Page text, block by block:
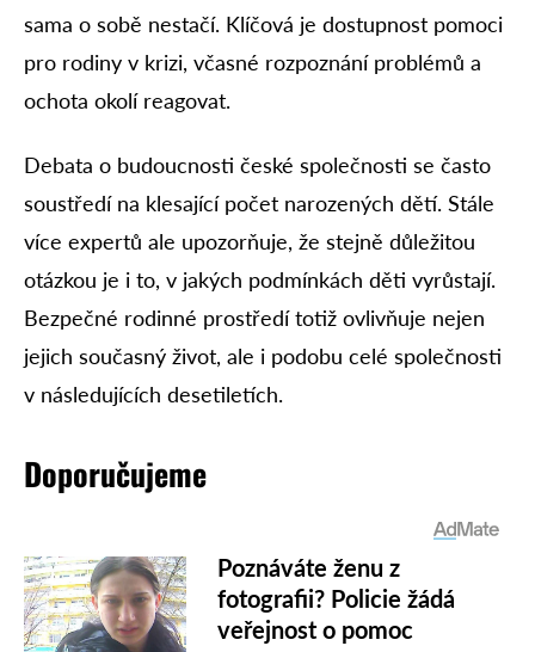
sama o sobě nestačí. Klíčová je dostupnost pomoci
pro rodiny v krizi, včasné rozpoznání problémů a
ochota okolí reagovat.
Debata o budoucnosti české společnosti se často
soustředí na klesající počet narozených dětí. Stále
více expertů ale upozorňuje, že stejně důležitou
otázkou je i to, v jakých podmínkách děti vyrůstají.
Bezpečné rodinné prostředí totiž ovlivňuje nejen
jejich současný život, ale i podobu celé společnosti
v následujících desetiletích.
Doporučujeme